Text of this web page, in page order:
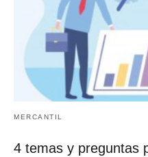
MERCANTIL
4 temas y preguntas